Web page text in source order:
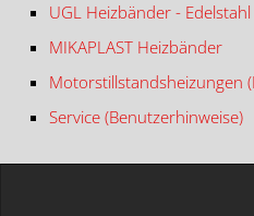
UGL Heizbänder -
MIKAPLAST Heizbänder
Motorstillstandsheizungen
Service (Benutzerhinweise)